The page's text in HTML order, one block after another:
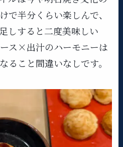
で半分くらい楽しんで、
しすると二度美味しい
ス×出汁のハーモニーは
ること間違いなしです。